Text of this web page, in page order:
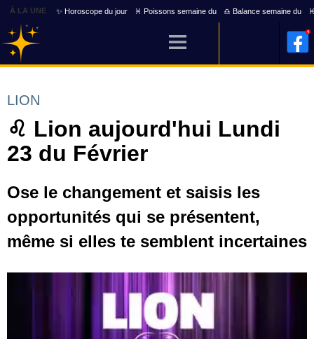
À LA UNE ✨ Horoscope du jour ♓ Poissons semaine du ♎ Balance semaine du
LION
♌ Lion aujourd'hui Lundi
23 du Février
Ose le changement et saisis les
opportunités qui se présentent,
même si elles te semblent incertaines